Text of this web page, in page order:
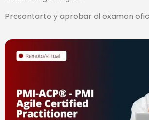
Presentarte y aprobar el examen